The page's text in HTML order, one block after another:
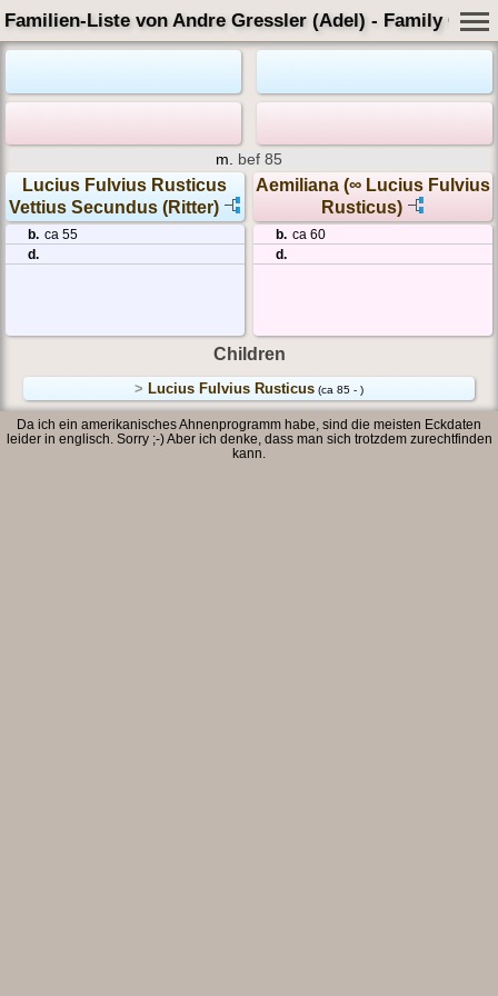
Familien-Liste von Andre Gressler (Adel) - Family Card
m. bef 85
Lucius Fulvius Rusticus
Vettius Secundus (Ritter)
Aemiliana (∞ Lucius Fulvius
Rusticus)
b. ca 55
d.
b. ca 60
d.
Children
> Lucius Fulvius Rusticus (ca 85 - )
Da ich ein amerikanisches Ahnenprogramm habe, sind die meisten Eckdaten
leider in englisch. Sorry ;-) Aber ich denke, dass man sich trotzdem zurechtfinden
kann.